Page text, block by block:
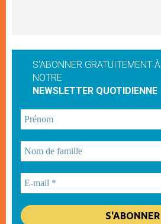
S'ABONNER GRATUITEMENT À
NOTRE
NEWSLETTER QUOTIDIENNE